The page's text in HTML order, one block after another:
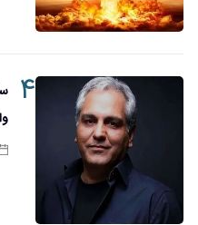
۴